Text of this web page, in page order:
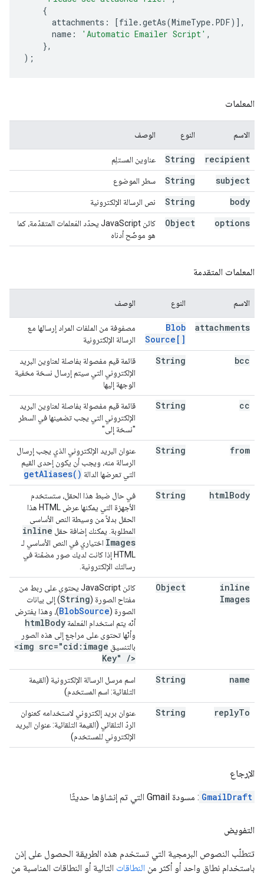
{
attachments : [file.getAs(MimeType. PDF)],
name : 'Automatic Emailer Script' ,
},
);
المعلمات
الاسم النوع الوصف
recipient
String عناوين المستلِم
subject
String سطر الموضوع
body
String نص الرسالة الإلكترونية
options
Object
كائن JavaScript يحدّد المَعلمات المتقدّمة، كما
هو موضّح أدناه
المعلمات المتقدمة
الاسم النوع الوصف
attachments
Blob
Source[]
مصفوفة من الملفات المراد إرسالها مع
الرسالة الإلكترونية
bcc
String
قائمة قيم مفصولة بفاصلة لعناوين البريد
الإلكتروني التي سيتم إرسال نسخة مخفية
الوجهة إليها
cc
String
قائمة قيم مفصولة بفاصلة لعناوين البريد
الإلكتروني التي يجب تضمينها في السطر
"نسخة إلى"
from
String
عنوان البريد الإلكتروني الذي يجب إرسال
الرسالة منه، ويجب أن يكون إحدى القيم
التي تعرضها الدالة
getAliases( )
htmlBody
String
في حال ضبط هذا الحقل، ستستخدم
الأجهزة التي يمكنها عرض HTML هذا
الحقل بدلاً من وسيطة النص الأساسي
المطلوبة. يمكنك إضافة حقل inline
Images اختياري في النص الأساسي لـ
HTML إذا كانت لديك صور مضمّنة في
رسالتك الإلكترونية.
inline
Images
Object
كائن JavaScript يحتوي على ربط من
مفتاح الصورة (String) إلى بيانات
الصورة (
BlobSource
)، وهذا يفترض
أنّه يتم استخدام المَعلمة
htmlBody
وأنّها تحتوي على مراجع إلى هذه الصور
بالتنسيق <img src="cid:image
Key"
/>
name
String
اسم مرسل الرسالة الإلكترونية (القيمة
التلقائية: اسم المستخدم)
replyTo
String
عنوان بريد إلكتروني لاستخدامه كعنوان
الردّ التلقائي (القيمة التلقائية: عنوان البريد
الإلكتروني للمستخدم)
الإرجاع
GmailDraft : مسودة Gmail التي تم إنشاؤها حديثًا
التفويض
تتطلّب النصوص البرمجية التي تستخدم هذه الطريقة الحصول على إذن
باستخدام نطاق واحد أو أكثر من النطاقات التالية أو النطاقات المناسبة من